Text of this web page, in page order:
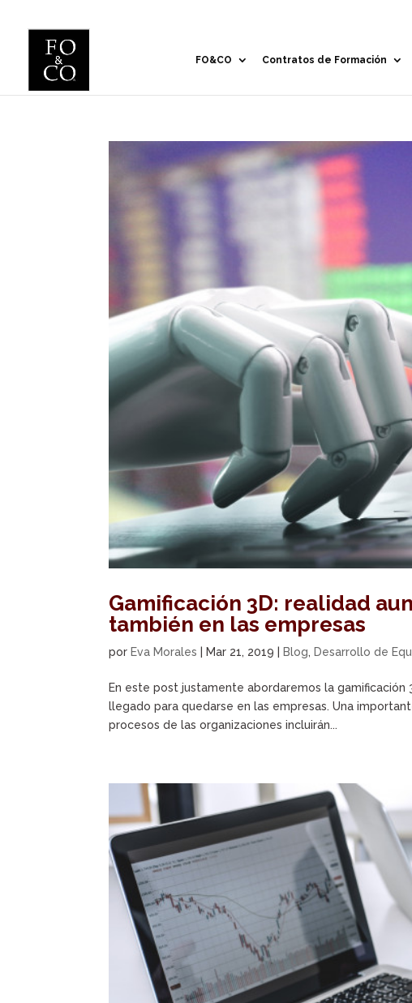
FO&CO Contratos de Formación
Gamificación 3D: realidad
también en las empresas
por Eva Morales Mar 21, 2019 Blog, Desarrollo de
En este post justamente abordaremos la
llegado para quedarse en las empresas. Una
procesos de las organizaciones incluirán...